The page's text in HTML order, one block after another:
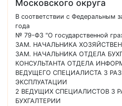
Московского округа
В соответствии с Федеральным
года
№ 79-ФЗ "О государственной
ЗАМ. НАЧАЛЬНИКА
ЗАМ. НАЧАЛЬНИКА ОТДЕЛА
КОНСУЛЬТАНТА ОТДЕЛА
ВЕДУЩЕГО СПЕЦИАЛИСТА 3
ЭКСПЛУАТАЦИИ
2 ВЕДУЩИХ СПЕЦИАЛИСТОВ 3
БУХГАЛТЕРИИ